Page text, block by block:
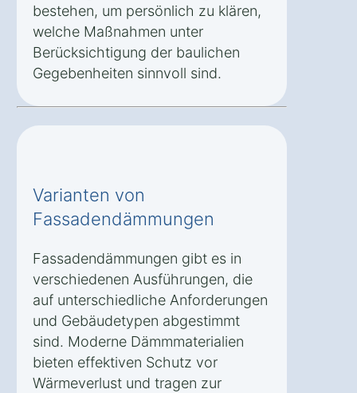
bestehen, um persönlich zu klären,
welche Maßnahmen unter
Berücksichtigung der baulichen
Gegebenheiten sinnvoll sind.
Varianten von
Fassadendämmungen
Fassadendämmungen gibt es in
verschiedenen Ausführungen, die
auf unterschiedliche Anforderungen
und Gebäudetypen abgestimmt
sind. Moderne Dämmmaterialien
bieten effektiven Schutz vor
Wärmeverlust und tragen zur